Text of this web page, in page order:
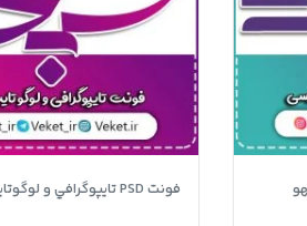
فونت PSD تايپوگرافي و لوگوتايپ سبحان